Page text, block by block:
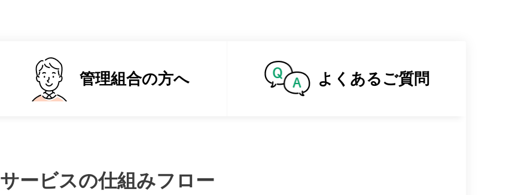
管理組合の方へ よくある ご質問
サービスの仕組みフロー